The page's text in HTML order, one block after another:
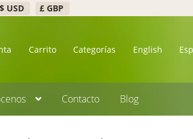
$ USD £ GBP
Carrito Categorías English
Contacto Blog